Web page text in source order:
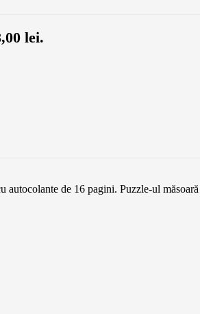
lei.
de 16 pagini. Puzzle-ul